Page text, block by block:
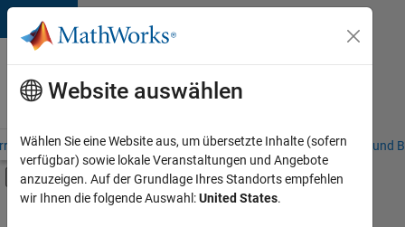
Weiter zum Inhalt
Karriere
bei
MathWorks
– Übersicht Stellensuche Niederlassungen Studierende und
Umschaltung für Off-Canvas-
Hauptinhalt
Website auswählen
Wählen Sie eine Website aus, um übersetzte Inhalte (sofern
verfügbar) sowie lokale Veranstaltungen und Angebote
anzuzeigen. Auf der Grundlage Ihres Standorts empfehlen
wir Ihnen die folgende Auswahl:United States.